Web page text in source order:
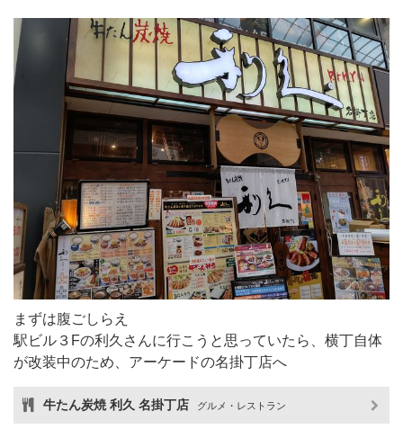
まずは腹ごしらえ
駅ビル３Fの利久さんに行こうと思っていたら、横丁自体
が改装中のため、アーケードの名掛丁店へ
牛たん炭焼 利久 名掛丁店 グルメ・レストラン